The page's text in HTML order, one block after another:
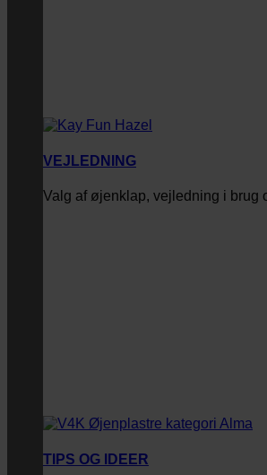
VEJLEDNING
Valg af øjenklap, vejledning i brug
TIPS OG IDEER